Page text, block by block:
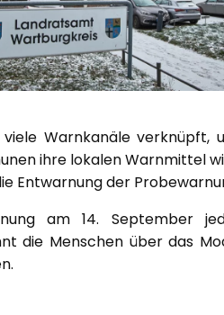
Warnkanäle verknüpft,
ihre lokalen Warnmittel
Entwarnung der
am 14. September
die Menschen über das